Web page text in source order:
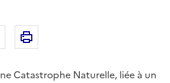
par email
Copier dans le presse-papier
Catastrophe Naturelle, liée à un